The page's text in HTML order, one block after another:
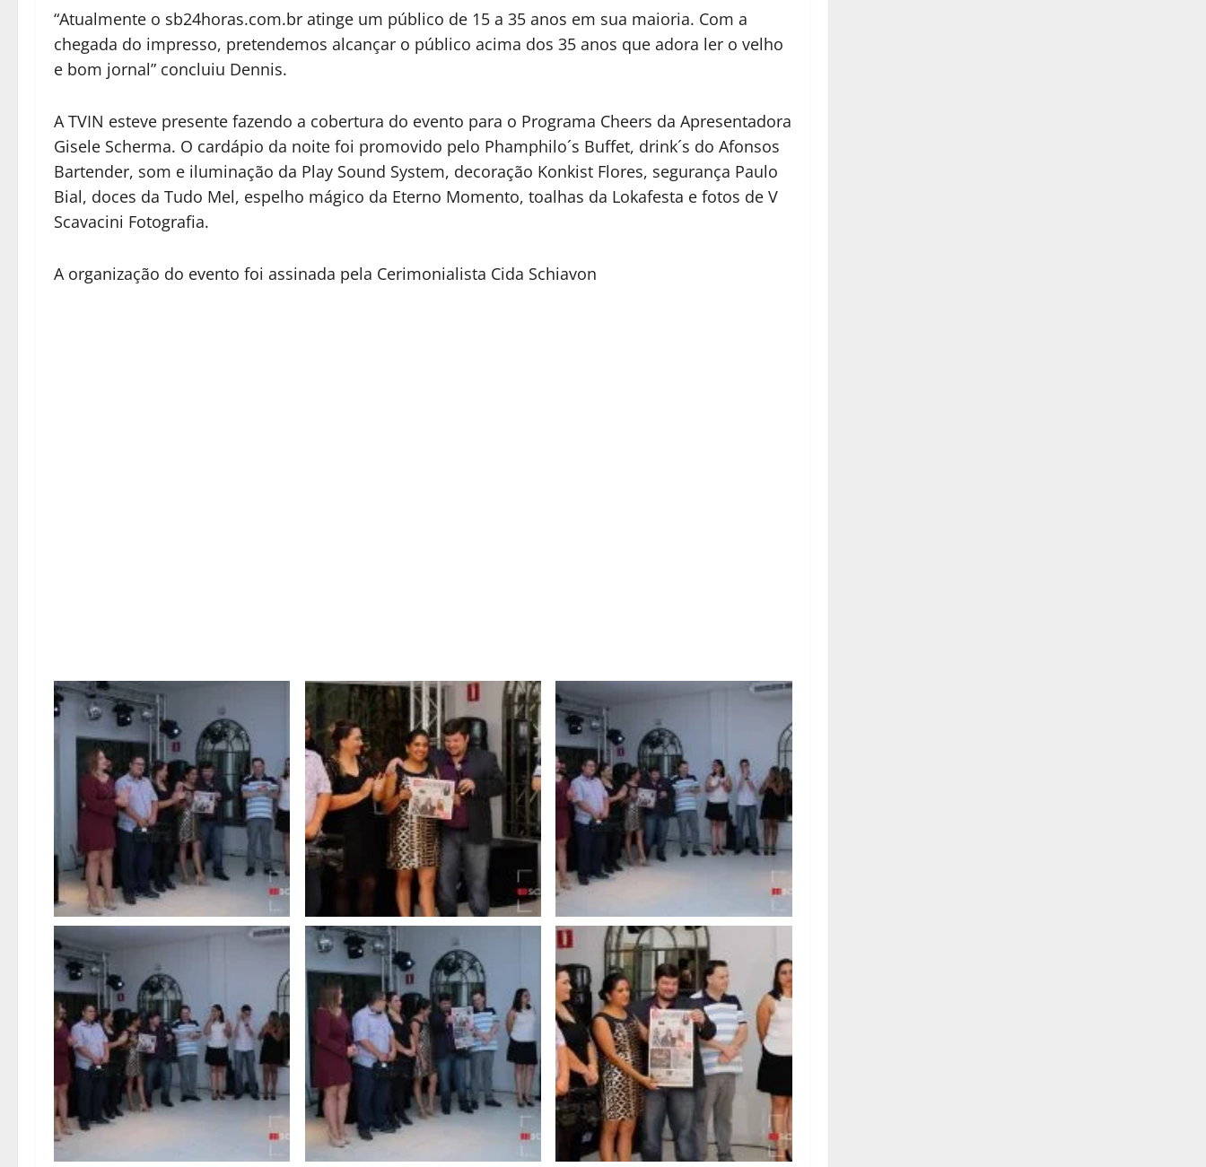
“Atualmente o sb24horas.com.br atinge um público de 15 a 35 anos em sua maioria. Com a
chegada do impresso, pretendemos alcançar o público acima dos 35 anos que adora ler o velho
e bom jornal” concluiu Dennis.
A TVIN esteve presente fazendo a cobertura do evento para o Programa Cheers da Apresentadora
Gisele Scherma. O cardápio da noite foi promovido pelo Phamphilo´s Buffet, drink´s do Afonsos
Bartender, som e iluminação da Play Sound System, decoração Konkist Flores, segurança Paulo
Bial, doces da Tudo Mel, espelho mágico da Eterno Momento, toalhas da Lokafesta e fotos de V
Scavacini Fotografia.
A organização do evento foi assinada pela Cerimonialista Cida Schiavon